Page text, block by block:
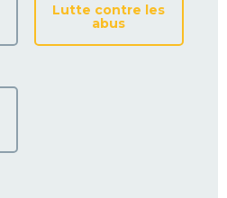
Lutte contre les
abus